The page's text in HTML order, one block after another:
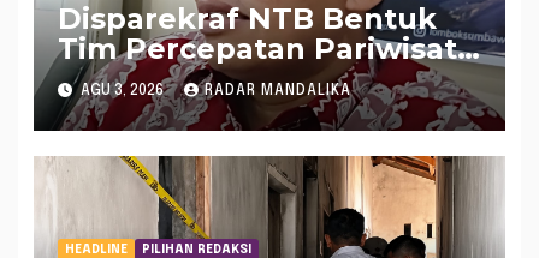
Disparekraf NTB Bentuk
Tim Percepatan Pariwisata
Ramah Muslim 2026
AGU 3, 2026 RADAR MANDALIKA
HEADLINE PILIHAN REDAKSI